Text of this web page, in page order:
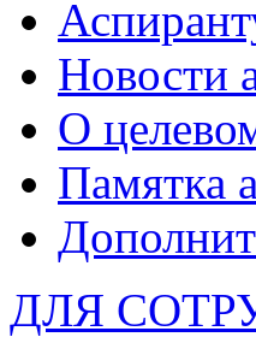
Новости
О
Памятка
ДЛЯ